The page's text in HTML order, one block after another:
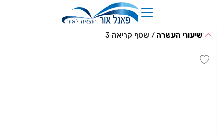
שיעורי העשרה / שטף קריאה 3